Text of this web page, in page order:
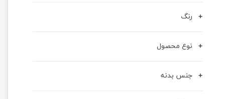
رنگ
نوع محصول
جنس بدنه